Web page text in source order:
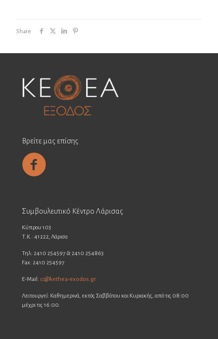
Share
Βρείτε μας επίσης
Συμβουλευτικό Κέντρο Λάρισας
Κύπρου 103
Τ.Κ.: 41222, Λάρισα
Τηλ: 2410 254597 & 2410 254863
Fax: 2410 254597
E-Mail: cc@kethea-exodos.gr
Λειτουργεί: Καθημερινά, εκτός Σαββάτου και Κυριακής, από τις 08:00
μέχρι τις 16:00.